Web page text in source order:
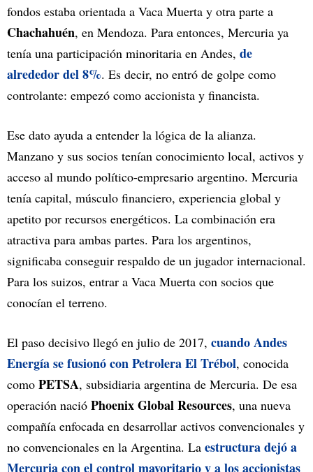
fondos estaba orientada a Vaca Muerta y otra parte a
Chachahuén, en Mendoza. Para entonces, Mercuria ya
tenía una participación minoritaria en Andes, de
alrededor del 8%. Es decir, no entró de golpe como
controlante: empezó como accionista y financista.
Ese dato ayuda a entender la lógica de la alianza.
Manzano y sus socios tenían conocimiento local, activos y
acceso al mundo político-empresario argentino. Mercuria
tenía capital, músculo financiero, experiencia global y
apetito por recursos energéticos. La combinación era
atractiva para ambas partes. Para los argentinos,
significaba conseguir respaldo de un jugador internacional.
Para los suizos, entrar a Vaca Muerta con socios que
conocían el terreno.
El paso decisivo llegó en julio de 2017, cuando Andes
Energía se fusionó con Petrolera El Trébol, conocida
como PETSA, subsidiaria argentina de Mercuria. De esa
operación nació Phoenix Global Resources, una nueva
compañía enfocada en desarrollar activos convencionales y
no convencionales en la Argentina. La estructura dejó a
Mercuria con el control mayoritario y a los accionistas